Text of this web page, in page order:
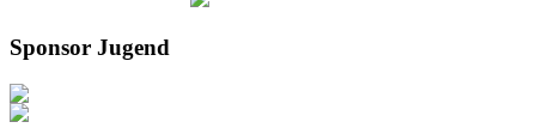
Sponsor Jugend